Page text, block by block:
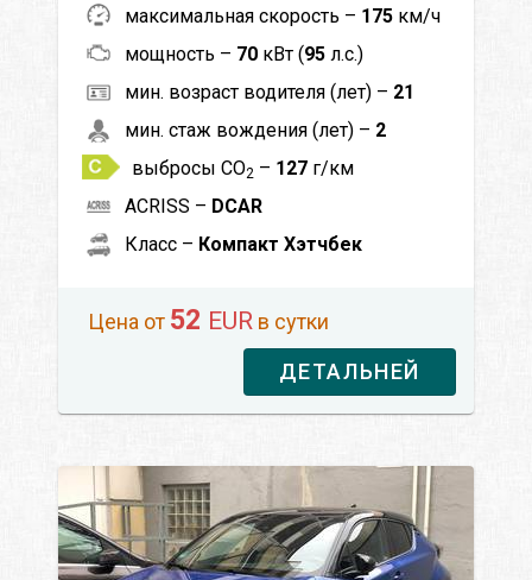
максимальная скорость – 175 км/ч
мощность – 70 кВт (95 л.с.)
мин. возраст водителя (лет) – 21
мин. стаж вождения (лет) – 2
выбросы CO2 – 127 г/км
ACRISS – DCAR
Класс – Компакт Хэтчбек
Цена от 52 EUR в сутки
ДЕТАЛЬНЕЙ